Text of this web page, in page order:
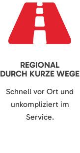
REGIONAL
DURCH KURZE WEGE
Schnell vor Ort und
unkompliziert im
Service.